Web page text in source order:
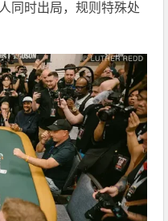
同时出局，规则特殊处